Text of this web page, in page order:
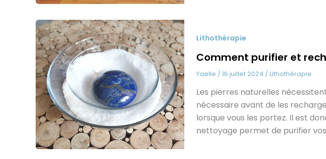
Lithothérapie
Comment purifier et
Yaelle /16 juillet 2024 /Lithothérapie
Les pierres naturelles
nécessaire avant de les
lorsque vous les portez. Il est
nettoyage permet de purifier